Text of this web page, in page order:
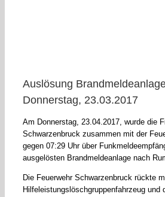
Auslösung
Donnerstag, 23.03.2017
Am Donnerstag, 23.04.2017, wurde die
Schwarzenbruck zusammen mit der
gegen 07:29 Uhr über
ausgelösten Brandmeldeanlage nach
Die Feuerwehr Schwarzenbruck rückte
Hilfeleistungslöschgruppenfahrzeug und